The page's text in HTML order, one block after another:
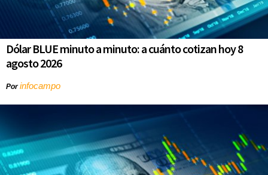
Dólar BLUE minuto a minuto: a cuánto cotizan hoy 8
agosto 2026
Porinfocampo